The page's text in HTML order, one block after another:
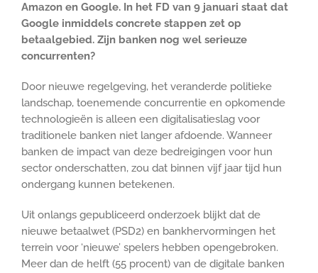
Amazon en Google. In het FD van 9 januari staat dat
Google inmiddels concrete stappen zet op
betaalgebied. Zijn banken nog wel serieuze
concurrenten?
Door nieuwe regelgeving, het veranderde politieke
landschap, toenemende concurrentie en opkomende
technologieën is alleen een digitalisatieslag voor
traditionele banken niet langer afdoende. Wanneer
banken de impact van deze bedreigingen voor hun
sector onderschatten, zou dat binnen vijf jaar tijd hun
ondergang kunnen betekenen.
Uit onlangs gepubliceerd onderzoek blijkt dat de
nieuwe betaalwet (PSD2) en bankhervormingen het
terrein voor ‘nieuwe’ spelers hebben opengebroken.
Meer dan de helft (55 procent) van de digitale banken